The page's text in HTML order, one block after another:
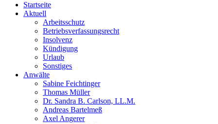
Startseite
Aktuell
Arbeitsschutz
Betriebsverfassungsrecht
Insolvenz
Kündigung
Urlaub
Sonstiges
Anwälte
Sabine Feichtinger
Thomas Müller
Dr. Sandra B. Carlson, LL.M.
Andreas Bartelmeß
Axel Angerer